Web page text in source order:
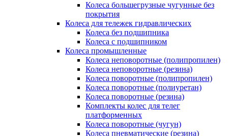
Колеса большегрузные чугунные без
покрытия
Колеса для тележек гидравлических
Колеса без подшипника
Колеса с подшипником
Колеса промышленные
Колеса неповоротные (полипропилен)
Колеса неповоротные (резина)
Колеса поворотные (полипропилен)
Колеса поворотные (полиуретан)
Колеса поворотные (резина)
Комплекты колес для телег
платформенных
Колеса поворотные (чугун)
Колеса пневматические (резина)